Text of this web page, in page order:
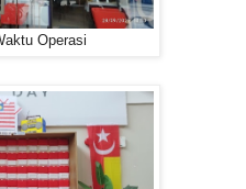
Operasi